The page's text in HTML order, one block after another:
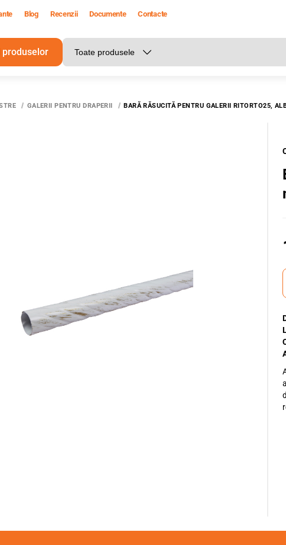
Blog Recenzii Documente Contacte
produselor
GALERII PENTRU DRAPERII BARĂ RĂSUCITĂ PENTRU GALERII RITORTO25,